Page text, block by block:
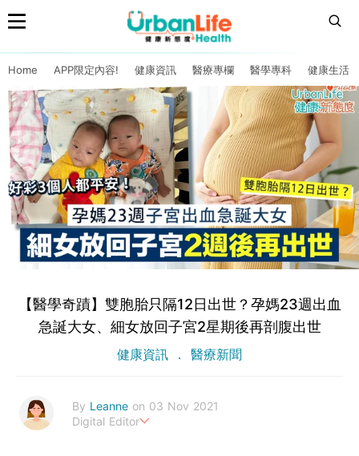
Home APP限定內容! 健康資訊 醫療專欄 醫學專科 健康生活
【醫學奇蹟】雙胞胎只隔12日出世？孕媽23週出血
急誕大女、細女放回子宮2星期後再剖腹出世
健康資訊 醫療新聞
By Leanne on 03 Nov 2021
Digital Editor